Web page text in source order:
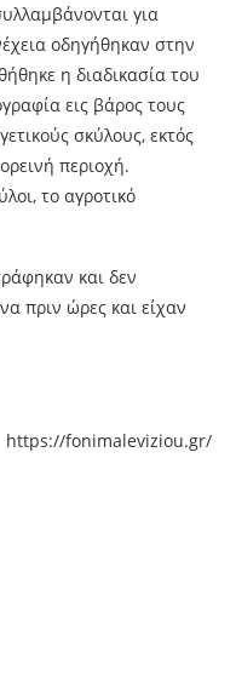
για
οδηγήθηκαν στην
η διαδικασία του
εις βάρος τους
σκύλους, εκτός
περιοχή.
το αγροτικό
και δεν
πριν ώρες και είχαν
https://fonimaleviziou.gr/